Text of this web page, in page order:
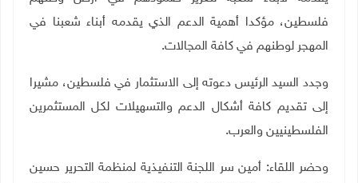
فلسطين، مؤكدا أهمية الدعم الذي يقدمه أبناء شعبنا في
المهجر لوطنهم في كافة المجالات.
وجدد السيد الرئيس دعوته إلى الاستثمار في فلسطين، مشيرا
إلى تقديم كافة أشكال الدعم والتسهيلات لكل المستثمرين
الفلسطينيين والعرب.
وحضر اللقاء: أمين سر اللجنة التنفيذية لمنظمة التحرير حسين